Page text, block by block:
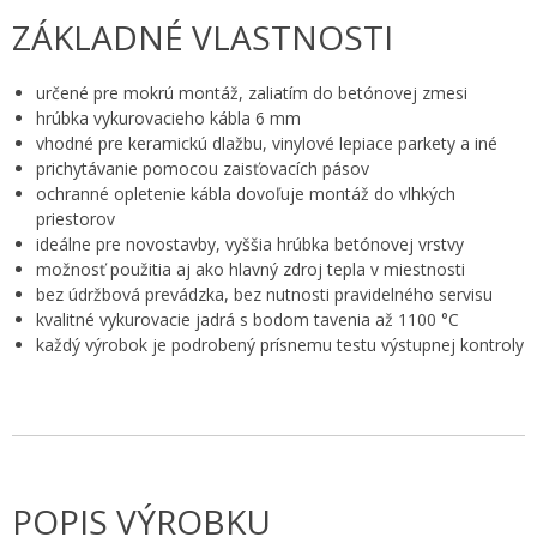
ZÁKLADNÉ VLASTNOSTI
určené pre mokrú montáž, zaliatím do betónovej zmesi
hrúbka vykurovacieho kábla 6 mm
vhodné pre keramickú dlažbu, vinylové lepiace parkety a iné
prichytávanie pomocou zaisťovacích pásov
ochranné opletenie kábla dovoľuje montáž do vlhkých
priestorov
ideálne pre novostavby, vyššia hrúbka betónovej vrstvy
možnosť použitia aj ako hlavný zdroj tepla v miestnosti
bez údržbová prevádzka, bez nutnosti pravidelného servisu
kvalitné vykurovacie jadrá s bodom tavenia až 1100 °C
každý výrobok je podrobený prísnemu testu výstupnej kontroly
POPIS VÝROBKU